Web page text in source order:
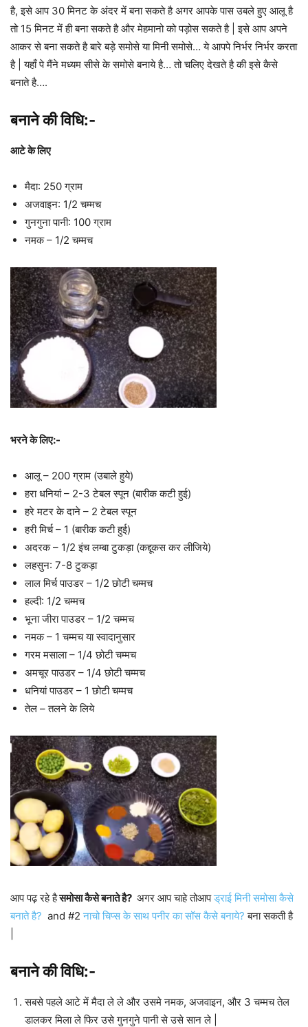
है, इसे आप 30 मिनट के अंदर में बना सकते है अगर आपके पास उबले हुए आलू है
तो 15 मिनट में ही बना सकते है और मेहमानो को पड़ोस सकते है | इसे आप अपने
आकर से बना सकते है बारे बड़े समोसे या मिनी समोसे… ये आपपे निर्भर निर्भर करता
है | यहाँ पे मैंने मध्यम सीसे के समोसे बनाये है… तो चलिए देखते है की इसे कैसे
बनाते है….
बनाने की विधि:-
आटे के लिए
मैदा: 250 ग्राम
अजवाइन: 1/2 चम्मच
गुनगुना पानी: 100 ग्राम
नमक – 1/2 चम्मच
भरने के लिए:-
आलू – 200 ग्राम (उबाले हुये)
हरा धनियां – 2-3 टेबल स्पून (बारीक कटी हुई)
हरे मटर के दाने – 2 टेबल स्पून
हरी मिर्च – 1 (बारीक कटी हुई)
अदरक – 1/2 इंच लम्बा टुकड़ा (कद्दूकस कर लीजिये)
लहसुन: 7-8 टुकड़ा
लाल मिर्च पाउडर – 1/2 छोटी चम्मच
हल्दी: 1/2 चम्मच
भूना जीरा पाउडर – 1/2 चम्मच
नमक – 1 चम्मच या स्वादानुसार
गरम मसाला – 1/4 छोटी चम्मच
अमचूर पाउडर – 1/4 छोटी चम्मच
धनियां पाउडर – 1 छोटी चम्मच
तेल – तलने के लिये
आप पढ़ रहे हैसमोसा कैसे बनाते है? अगर आप चाहे तोआपड्राई मिनी समोसा कैसे
बनाते है? and #2नाचो चिप्स के साथ पनीर का सॉस कैसे बनाये?बना सकती है
बनाने की विधि:-
सबसे पहले आटे में मैदा ले ले और उसमे नमक, अजवाइन, और 3 चम्मच तेल
डालकर मिला ले फिर उसे गुनगुने पानी से उसे सान ले |